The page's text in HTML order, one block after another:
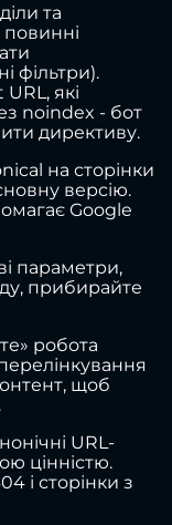
та
повинні
фільтри).
які
noindex - бот
директиву.
на сторінки
версію.
Google
параметри,
прибирайте
робота
щоб
URL-
цінністю.
і сторінки з